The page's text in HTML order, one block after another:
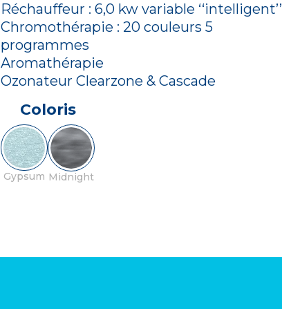
Réchauffeur : 6,0 kw variable ‘‘intelligent’’
Chromothérapie : 20 couleurs 5
programmes
Aromathérapie
Ozonateur Clearzone & Cascade
Coloris
Gypsum Midnight